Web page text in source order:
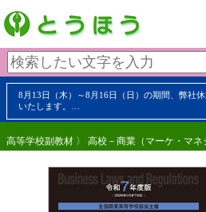
8月13日（木）～8月16日（日）の期間、弊社
いたします。…
高等学校副教材 〉 高校－商業（マーケ・マネ